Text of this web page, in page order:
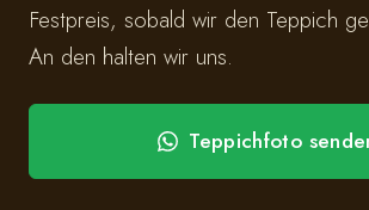
Festpreis, sobald wir den Teppich
An den halten wir uns.
Teppichfoto